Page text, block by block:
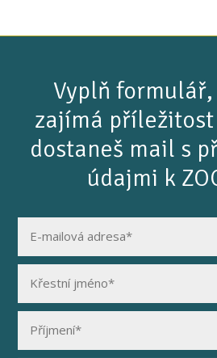
Vyplň
zajímá
dostaneš mail s
údajmi k